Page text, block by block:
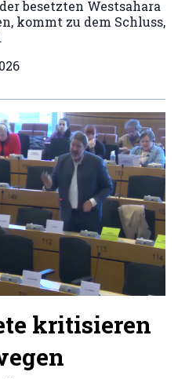
besetzten Westsahara
kommt zu dem Schluss,
kritisieren